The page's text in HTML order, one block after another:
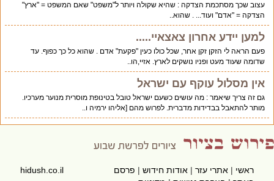
עצוב שכך מסתכמת הצדקה : שהיא שקולה ויותר ל"משפט" שאם המשפט = "ארץ"
הצדקה = "אדם" ועוד... . שהוא..
למען יידע אחרון צאצאיי.....
פעם הראה לי הזקן זקן אחר, שכל כולו כעין "פקעת" אדם . שהוא כל כך כפוף. עד
שדומה שעוד מעט ופניו נושקים לארץ. אזיי,הו..
אין מסלול עוקף עם ישראל
גם זה צריך שיאמר : מה עושים כשעם ישראל טובל בטינופת מוסרית מנוער מערכיו.
מותר להתאבל בבדידות מדברית. לפרוש מהם [אליהו ירמיה ו..
ראשי|אתרי עזר|אודות חידוש|פרסם
hidush.co.il